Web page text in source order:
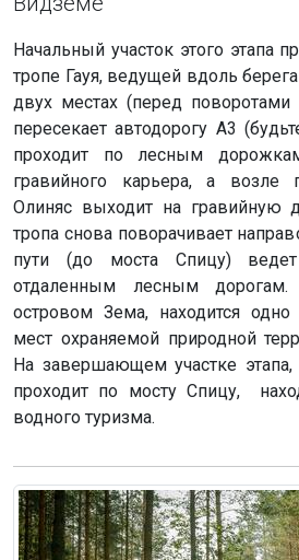
Начальный участок этого этапа
тропе Гауя, ведущей вдоль
двух местах (перед
пересекает автодорогу А3
проходит по лесным
гравийного карьера, а возле
Олиняс выходит на гравийную
тропа снова поворачивает
пути (до моста Спицу)
отдаленным лесным
островом Зема, находится
мест охраняемой природной
На завершающем участке
проходит по мосту Спицу,
водного туризма.